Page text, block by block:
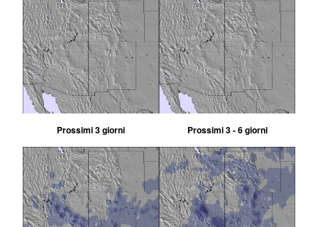
Prossimi 3 giorni Prossimi 3 - 6 giorni